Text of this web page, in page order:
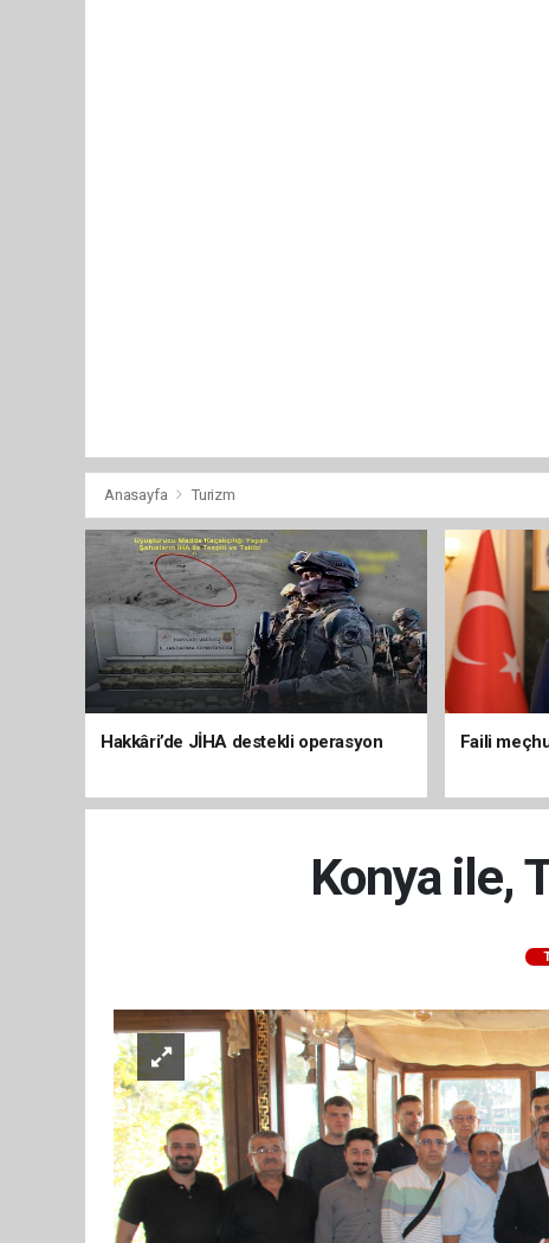
Anasayfa Turizm
Hakkâri’de JİHA destekli operasyon Faili
Konya ile,